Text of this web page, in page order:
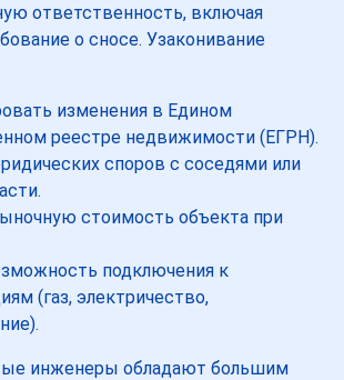
ответственность, включая
о сносе. Узаконивание
изменения в Едином
реестре недвижимости (ЕГРН).
споров с соседями или
стоимость объекта при
подключения к
(газ, электричество,
инженеры обладают большим